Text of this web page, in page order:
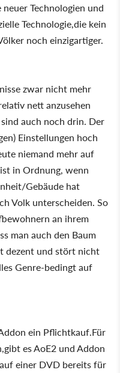
Technologien und
Technologie,die kein
noch einzigartiger.
zwar nicht mehr
nett anzusehen
auch noch drin. Der
Einstellungen hoch
niemand mehr auf
in Ordnung, wenn
Gebäude hat
Volk unterscheiden. So
an ihrem
man auch den Baum
dezent und stört nicht
Genre-bedingt auf
ein Pflichtkauf.Für
es AoE2 und Addon
einer DVD bereits für